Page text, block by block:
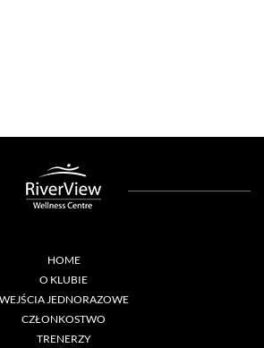
HOME
O KLUBIE
WEJŚCIA JEDNORAZOWE
CZŁONKOSTWO
TRENERZY